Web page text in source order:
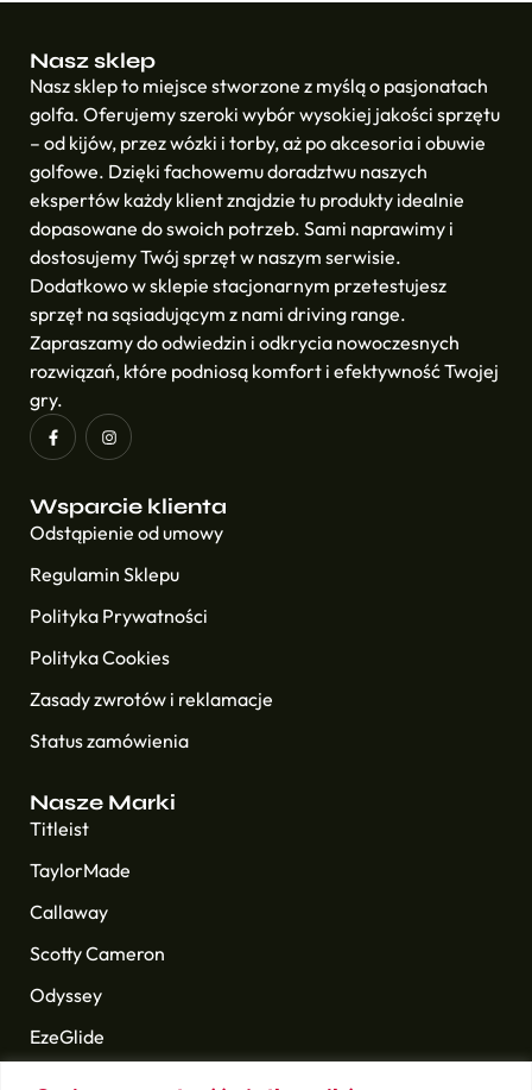
Nasz sklep
Nasz sklep to miejsce stworzone z myślą o pasjonatach
golfa. Oferujemy szeroki wybór wysokiej jakości sprzętu
– od kijów, przez wózki i torby, aż po akcesoria i obuwie
golfowe. Dzięki fachowemu doradztwu naszych
ekspertów każdy klient znajdzie tu produkty idealnie
dopasowane do swoich potrzeb. Sami naprawimy i
dostosujemy Twój sprzęt w naszym serwisie.
Dodatkowo w sklepie stacjonarnym przetestujesz
sprzęt na sąsiadującym z nami driving range.
Zapraszamy do odwiedzin i odkrycia nowoczesnych
rozwiązań, które podniosą komfort i efektywność Twojej
gry.
Wsparcie klienta
Odstąpienie od umowy
Regulamin Sklepu
Polityka Prywatności
Polityka Cookies
Zasady zwrotów i reklamacje
Status zamówienia
Nasze Marki
Titleist
TaylorMade
Callaway
Scotty Cameron
Odyssey
EzeGlide